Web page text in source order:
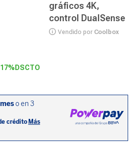
gráficos 4K,
control DualSense
Vendido por Coolbox
17% DSCTO